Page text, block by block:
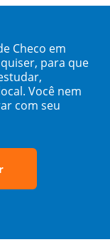
Checo em
para que
Você nem
com seu